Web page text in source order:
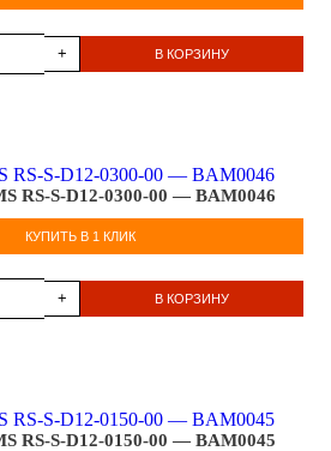
+ В КОРЗИНУ
RS-S-D12-0300-00 — BAM0046
КУПИТЬ В 1 КЛИК
+ В КОРЗИНУ
RS-S-D12-0150-00 — BAM0045